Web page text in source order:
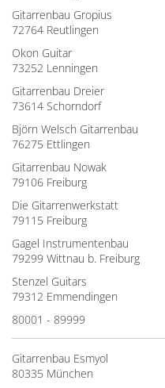
Gitarrenbau Gropius
72764 Reutlingen
Okon Guitar
73252 Lenningen
Gitarrenbau Dreier
73614 Schorndorf
Björn Welsch Gitarrenbau
76275 Ettlingen
Gitarrenbau Nowak
79106 Freiburg
Die Gitarrenwerkstatt
79115 Freiburg
Gagel Instrumentenbau
79299 Wittnau b. Freiburg
Stenzel Guitars
79312 Emmendingen
80001 - 89999
Gitarrenbau Esmyol
80335 München